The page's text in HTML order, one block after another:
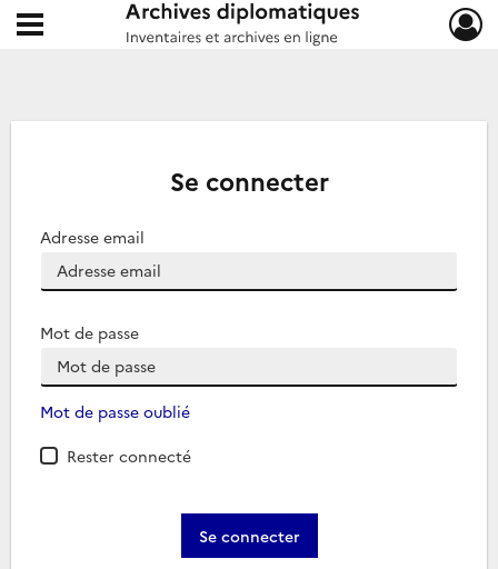
Archives diplomatiques
Ouvrir le menu déroulant
Se connecter
Adresse email
Mot de passe
Mot de passe oublié
Rester connecté
Se connecter